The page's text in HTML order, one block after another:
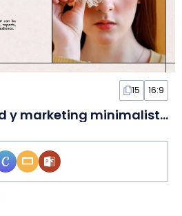
15 16:9
Plan de publicidad y marketing minimalista en diapositivas